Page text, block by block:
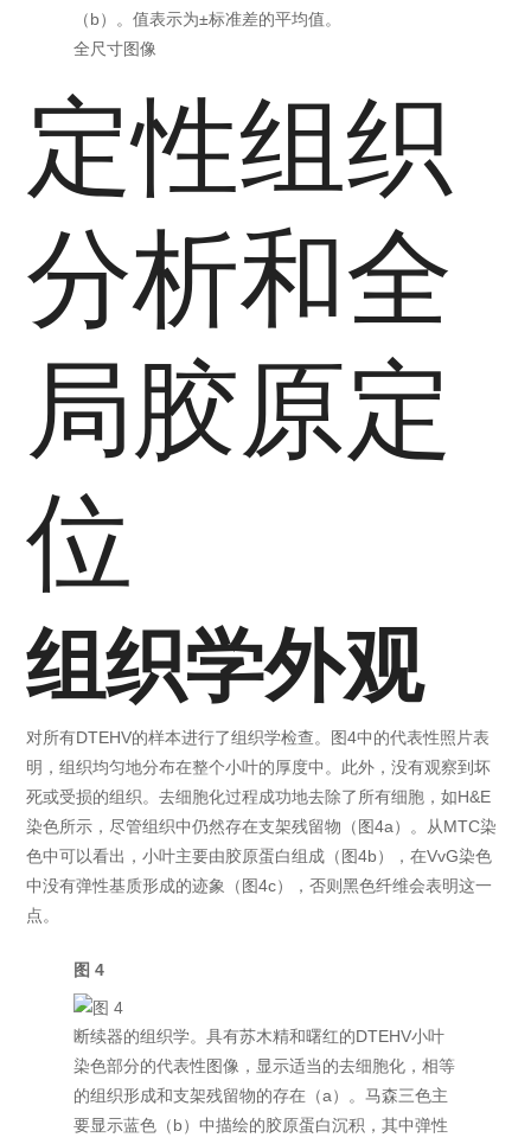
（b）。值表示为±标准差的平均值。
全尺寸图像
定性组织
分析和全
局胶原定
位
组织学外观
对所有DTEHV的样本进行了组织学检查。图4中的代表性照片表
明，组织均匀地分布在整个小叶的厚度中。此外，没有观察到坏
死或受损的组织。去细胞化过程成功地去除了所有细胞，如H&E
染色所示，尽管组织中仍然存在支架残留物（图4a）。从MTC染
色中可以看出，小叶主要由胶原蛋白组成（图4b），在VvG染色
中没有弹性基质形成的迹象（图4c），否则黑色纤维会表明这一
点。
图 4
断续器的组织学。具有苏木精和曙红的DTEHV小叶
染色部分的代表性图像，显示适当的去细胞化，相等
的组织形成和支架残留物的存在（a）。马森三色主
要显示蓝色（b）中描绘的胶原蛋白沉积，其中弹性